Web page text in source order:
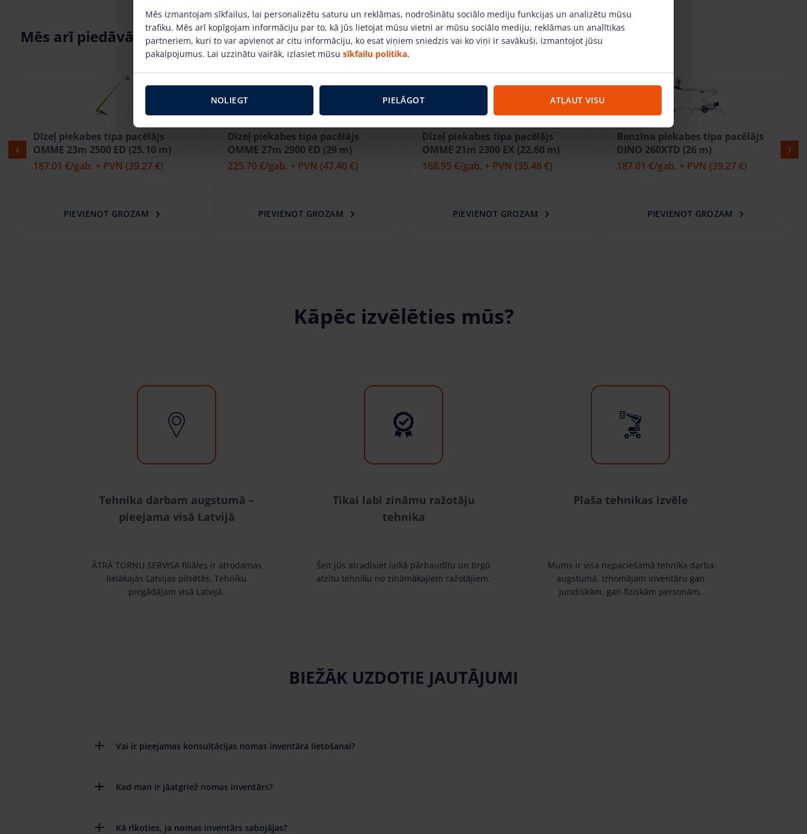
Mēs arī piedāvājam
Dīzeļ piekabes tipa pacēlājs
OMME 23m 2500 ED (25.10 m)
187.01 €/gab. + PVN (39.27 €)
PIEVIENOT GROZAM
Dīzeļ piekabes tipa pacēlājs
OMME 27m 2900 ED (29 m)
225.70 €/gab. + PVN (47.40 €)
PIEVIENOT GROZAM
Dīzeļ piekabes tipa pacēlājs
OMME 21m 2300 EX (22.60 m)
168.95 €/gab. + PVN (35.48 €)
PIEVIENOT GROZAM
Benzīna piekabes tipa pacēlājs
DINO 260XTD (26 m)
187.01 €/gab. + PVN (39.27 €)
PIEVIENOT GROZAM
Kāpēc izvēlēties mūs?
Tehnika darbam augstumā –
pieejama visā Latvijā
ĀTRĀ TORŅU SERVISA filiāles ir atrodamas
lielākajās Latvijas pilsētās. Tehniku
piegādājam visā Latvijā.
Tikai labi zināmu ražotāju
tehnika
Šeit jūs atradīsiet laikā pārbaudītu un tirgū
atzītu tehniku no zināmākajiem ražotājiem.
Plaša tehnikas izvēle
Mums ir visa nepaciešamā tehnika darba
augstumā. Iznomājam inventāru gan
juridiskām, gan fiziskām personām.
BIEŽĀK UZDOTIE JAUTĀJUMI
Vai ir pieejamas konsultācijas nomas inventāra lietošanai?
Kad man ir jāatgriež nomas inventārs?
Kā rīkoties, ja nomas inventārs sabojājas?
Mēs izmantojam sīkfailus, lai personalizētu saturu un reklāmas, nodrošinātu sociālo mediju funkcijas un analizētu mūsu
trafiku. Mēs arī kopīgojam informāciju par to, kā jūs lietojat mūsu vietni ar mūsu sociālo mediju, reklāmas un analītikas
partneriem, kuri to var apvienot ar citu informāciju, ko esat viņiem sniedzis vai ko viņi ir savākuši, izmantojot jūsu
pakalpojumus. Lai uzzinātu vairāk, izlasiet mūsu sīkfailu politika.
NOLIEGT PIELĀGOT ATĻAUT VISU